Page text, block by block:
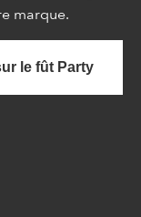
marque.
le fût Party